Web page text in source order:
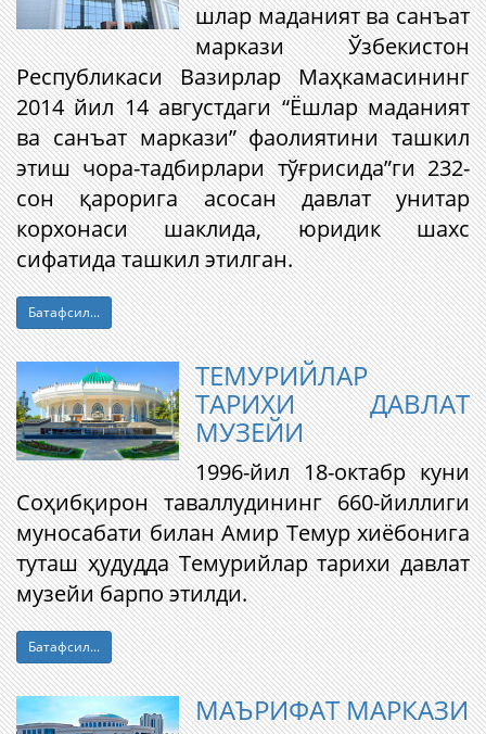
шлар маданият ва санъат
маркази Ўзбекистон
Республикаси Вазирлар Маҳкамасининг
2014 йил 14 августдаги “Ёшлар маданият
ва санъат маркази” фаолиятини ташкил
этиш чора-тадбирлари тўғрисида”ги 232-
сон қарорига асосан давлат унитар
корхонаси шаклида, юридик шахс
сифатида ташкил этилган.
Батафсил...
ТЕМУРИЙЛАР
ТАРИХИ ДАВЛАТ
МУЗЕЙИ
1996-йил 18-октабр куни
Соҳибқирон таваллудининг 660-йиллиги
муносабати билан Амир Темур хиёбонига
туташ ҳудудда Темурийлар тарихи давлат
музейи барпо этилди.
Батафсил...
МАЪРИФАТ МАРКАЗИ